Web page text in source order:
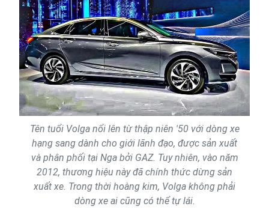
Tên tuổi Volga nổi lên từ thập niên '50 với dòng xe
hạng sang dành cho giới lãnh đạo, được sản xuất
và phân phối tại Nga bởi GAZ. Tuy nhiên, vào năm
2012, thương hiệu này đã chính thức dừng sản
xuất xe. Trong thời hoàng kim, Volga không phải
dòng xe ai cũng có thể tự lái.